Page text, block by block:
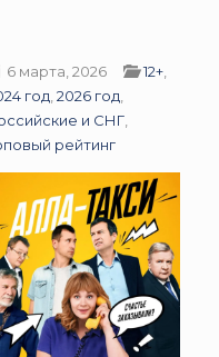
6 марта, 2026 12+,
год,2026 год,
и СНГ,
рейтинг